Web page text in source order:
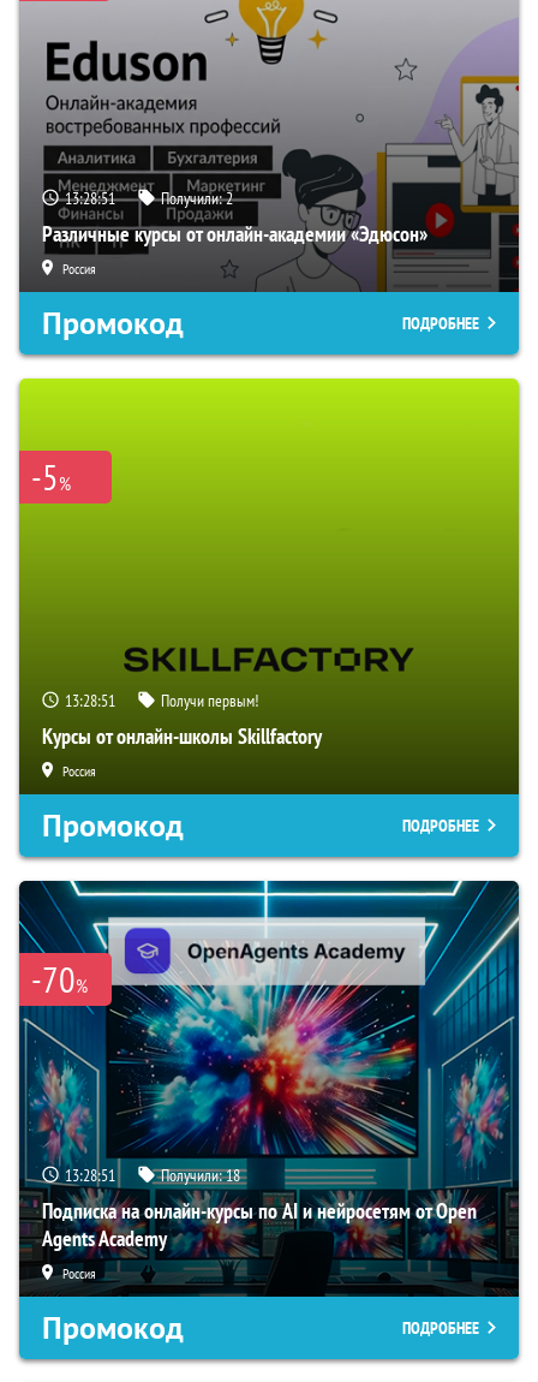
13:28:50 Получили:2
Различные курсы от онлайн-академии «Эдюсон»
Россия
Промокод ПОДРОБНЕЕ
-5%
13:28:50 Получи первым!
Курсы от онлайн-школы Skillfactory
Россия
Промокод ПОДРОБНЕЕ
-70%
13:28:50 Получили:18
Подписка на онлайн-курсы по AI и нейросетям от Open
Agents Academy
Россия
Промокод ПОДРОБНЕЕ